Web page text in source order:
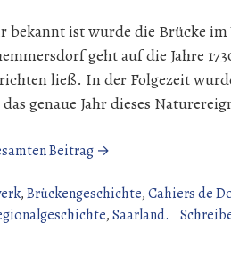
bekannt ist wurde die Brücke
geht auf die Jahre
ließ. In der Folgezeit
genaue Jahr dieses
Beitrag →
zwischen
Groß-
,Brückengeschichte,Cahiers de
,Saarland.